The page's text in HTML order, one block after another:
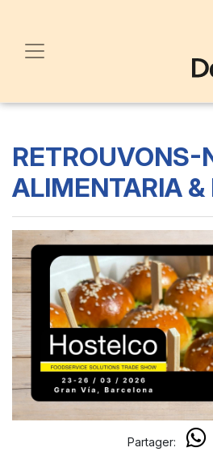
RETROUVONS-
ALIMENTARIA &
Partager: